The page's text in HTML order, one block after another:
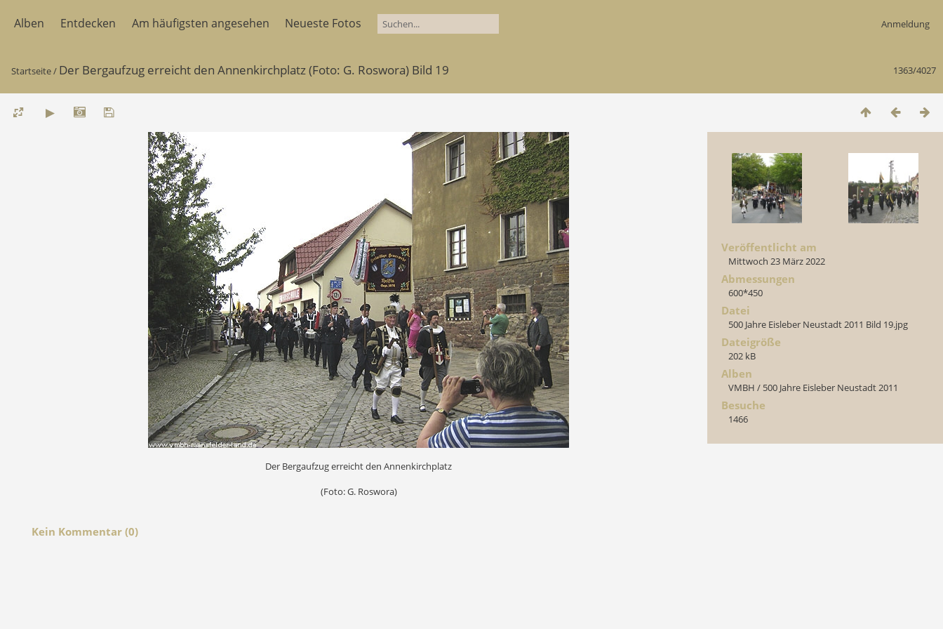
Alben Entdecken Am häufigsten angesehen Neueste Fotos Anmeldung
1363/4027
Startseite/ Der Bergaufzug erreicht den Annenkirchplatz (Foto: G. Roswora) Bild 19
Der Bergaufzug erreicht den Annenkirchplatz
(Foto: G. Roswora)
Veröffentlicht am
Mittwoch 23 März 2022
Abmessungen
600*450
Datei
500 Jahre Eisleber Neustadt 2011 Bild 19.jpg
Dateigröße
202 kB
Alben
VMBH / 500 Jahre Eisleber Neustadt 2011
Besuche
1466
Kein Kommentar (0)